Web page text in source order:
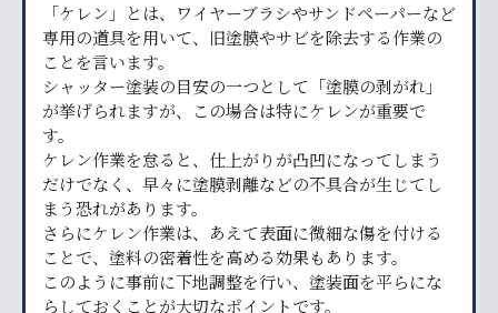
「ケレン」とは、ワイヤーブラシやサンドペーパーなど
専用の道具を用いて、旧塗膜やサビを除去する作業の
ことを言います。
シャッター塗装の目安の一つとして「塗膜の剥がれ」
が挙げられますが、この場合は特にケレンが重要で
す。
ケレン作業を怠ると、仕上がりが凸凹になってしまう
だけでなく、早々に塗膜剥離などの不具合が生じてし
まう恐れがあります。
さらにケレン作業は、あえて表面に微細な傷を付ける
ことで、塗料の密着性を高める効果もあります。
このように事前に下地調整を行い、塗装面を平らにな
らしておくことが大切なポイントです。